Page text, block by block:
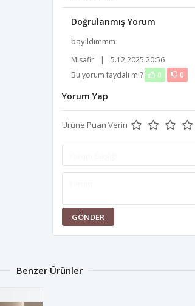
Doğrulanmış Yorum
bayıldımmm
Misafir |
5.12.2025 20:56
Bu yorum faydalı mı?
0 0
Yorum Yap
Ürüne Puan Verin
GÖNDER
Benzer Ürünler